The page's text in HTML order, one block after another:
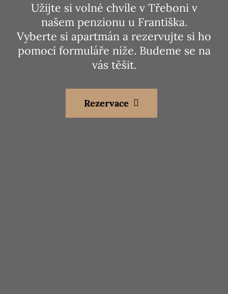
Užijte si volné chvíle v Třeboni v
našem penzionu u Františka.
Vyberte si apartmán a rezervujte si ho
pomocí formuláře níže. Budeme se na
vás těšit.
Rezervace